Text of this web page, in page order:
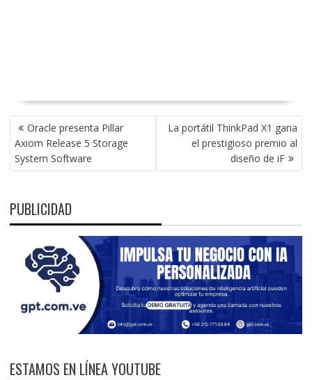
NAVEGACIÓN
DE
ENTRADAS
Oracle presenta Pillar
Axiom Release 5 Storage
System Software
La portátil ThinkPad X1 gana
el prestigioso premio al
diseño de iF
PUBLICIDAD
ESTAMOS EN LÍNEA YOUTUBE